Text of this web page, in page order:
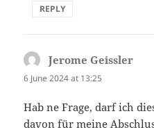
REPLY
Jerome Geissler
6 June 2024 at 13:25
Hab ne Frage, darf ich
davon für meine